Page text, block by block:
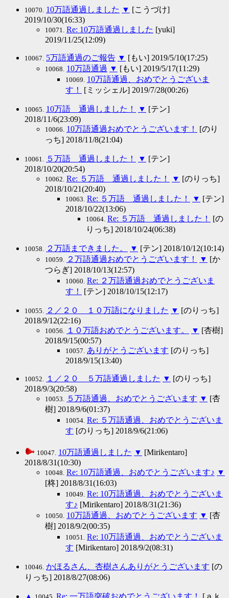
10070. 10万語通過しました ▼ [こうづけ]
2019/10/30(16:33)
10071. Re: 10万語通過しました [yuki]
2019/11/25(12:09)
10067. 5万語通過のご報告 ▼ [もい] 2019/5/10(17:25)
10068. 10万語通過 ▼ [もい] 2019/5/17(11:29)
10069. 10万語通過、おめでとうございま
す！
[ミッシェル] 2019/7/28(00:26)
10065. 10万語 通過しました！ ▼ [テン]
2018/11/6(23:09)
10066. 10万語通過おめでとうございます！
[のり
っち] 2018/11/8(21:04)
10061. ５万語 通過しました！ ▼ [テン]
2018/10/20(20:54)
10062. Re: ５万語 通過しました！ ▼ [のりっち]
2018/10/21(20:40)
10063. Re: ５万語 通過しました！ ▼ [テン]
2018/10/22(13:06)
10064. Re: ５万語 通過しました！
[の
りっち] 2018/10/24(06:38)
10058. ２万語まできました。 ▼ [テン] 2018/10/12(10:14)
10059. ２万語通過おめでとうございます！ ▼ [か
つらぎ] 2018/10/13(12:57)
10060. Re: ２万語通過おめでとうございま
す！
[テン] 2018/10/15(12:17)
10055. ２／２０ １０万語になりました ▼ [のりっち]
2018/9/12(22:16)
10056. １０万語おめでとうございます。 ▼ [杏樹]
2018/9/15(00:57)
10057. ありがとうございます [のりっち]
2018/9/15(13:40)
10052. １／２０ ５万語通過しました ▼ [のりっち]
2018/9/3(20:58)
10053. ５万語通過、おめでとうございます ▼ [杏
樹] 2018/9/6(01:37)
10054. Re: ５万語通過、おめでとうございま
す [のりっち] 2018/9/6(21:06)
10047. 10万語通過しました ▼ [Mirikentaro]
2018/8/31(10:30)
10048. Re: 10万語通過、おめでとうございます♪ ▼
[柊] 2018/8/31(16:03)
10049. Re: 10万語通過、おめでとうございま
す♪ [Mirikentaro] 2018/8/31(21:36)
10050. 10万語通過、おめでとうございます ▼ [杏
樹] 2018/9/2(00:35)
10051.
Re: 10万語通過、おめでとうございま
す [Mirikentaro] 2018/9/2(08:31)
10046. かほるさん、杏樹さんありがとうございます [の
りっち] 2018/8/27(08:06)
▲ Re: 一万語突破おめでとうございます！ [ａｋ